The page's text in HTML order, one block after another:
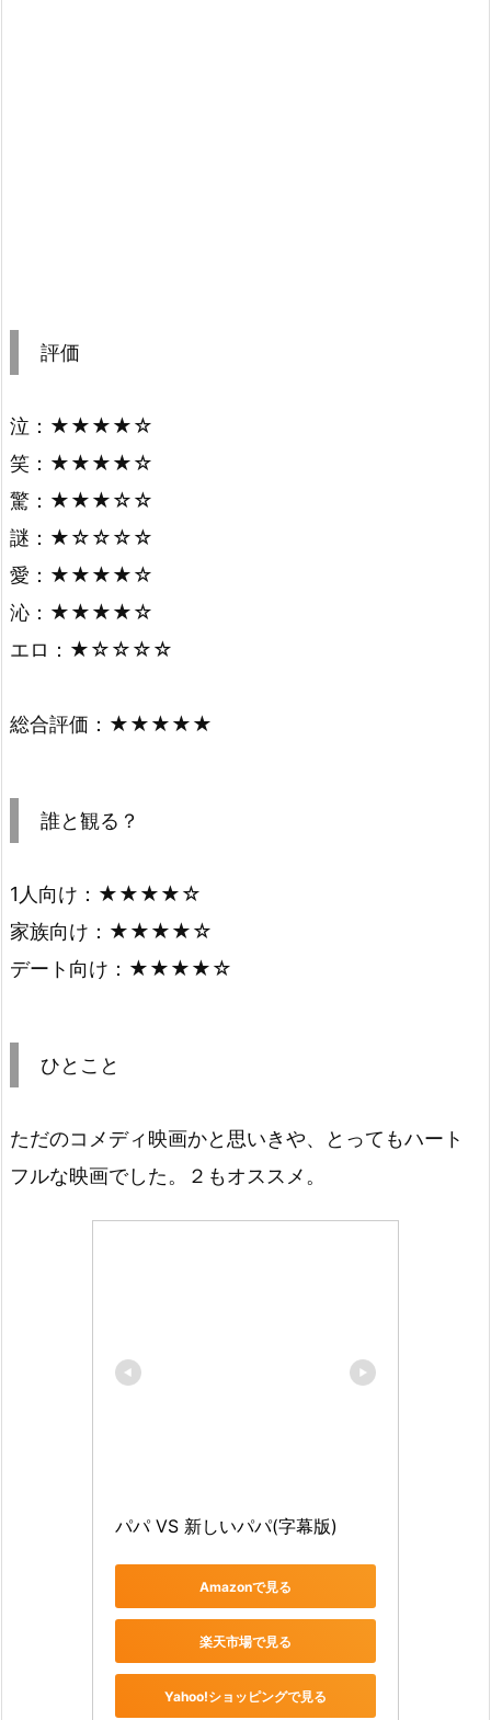
評価
泣：★★★★☆
笑：★★★★☆
驚：★★★☆☆
謎：★☆☆☆☆
愛：★★★★☆
沁：★★★★☆
エロ：★☆☆☆☆
総合評価：★★★★★
誰と観る？
1人向け：★★★★☆
家族向け：★★★★☆
デート向け：★★★★☆
ひとこと
ただのコメディ映画かと思いきや、とってもハート
フルな映画でした。２もオススメ。
パパ VS 新しいパパ(字幕版)
Amazonで見る
楽天市場で見る
Yahoo!ショッピングで見る